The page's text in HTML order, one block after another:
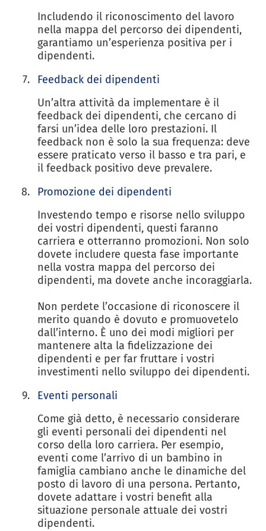
Includendo il riconoscimento del lavoro
nella mappa del percorso dei dipendenti,
garantiamo un’esperienza positiva per i
dipendenti.
Feedback dei dipendenti
Un’altra attività da implementare è il
feedback dei dipendenti, che cercano di
farsi un’idea delle loro prestazioni. Il
feedback non è solo la sua frequenza: deve
essere praticato verso il basso e tra pari, e
il feedback positivo deve prevalere.
Promozione dei dipendenti
Investendo tempo e risorse nello sviluppo
dei vostri dipendenti, questi faranno
carriera e otterranno promozioni. Non solo
dovete includere questa fase importante
nella vostra mappa del percorso dei
dipendenti, ma dovete anche incoraggiarla.
Non perdete l’occasione di riconoscere il
merito quando è dovuto e promuovetelo
dall’interno. È uno dei modi migliori per
mantenere alta la fidelizzazione dei
dipendenti e per far fruttare i vostri
investimenti nello sviluppo dei dipendenti.
Eventi personali
Come già detto, è necessario considerare
gli eventi personali dei dipendenti nel
corso della loro carriera. Per esempio,
eventi come l’arrivo di un bambino in
famiglia cambiano anche le dinamiche del
posto di lavoro di una persona. Pertanto,
dovete adattare i vostri benefit alla
situazione personale attuale dei vostri
dipendenti.